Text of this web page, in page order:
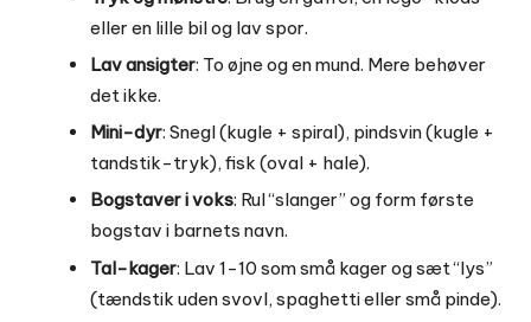
eller en lille bil og lav spor.
Lav ansigter: To øjne og en mund. Mere behøver
det ikke.
Mini-dyr: Snegl (kugle + spiral), pindsvin (kugle +
tandstik-tryk), fisk (oval + hale).
Bogstaver i voks: Rul “slanger” og form første
bogstav i barnets navn.
Tal-kager: Lav 1-10 som små kager og sæt “lys”
(tændstik uden svovl, spaghetti eller små pinde).